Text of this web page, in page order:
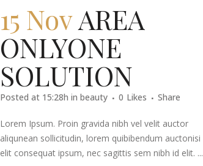
15 NovAREA
ONLYONE
SOLUTION
Posted at 15:28h in beauty 0 Likes Share
Lorem Ipsum. Proin gravida nibh vel velit auctor
aliqunean sollicitudin, lorem quibibendum auctonisi
elit consequat ipsum, nec sagittis sem nibh id elit. ...